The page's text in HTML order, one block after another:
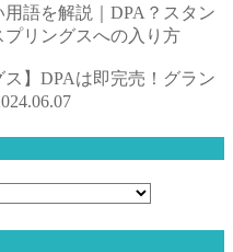
用語を解説｜DPA？スタン
リングスへの入り方
ス】DPAは即完売！グラン